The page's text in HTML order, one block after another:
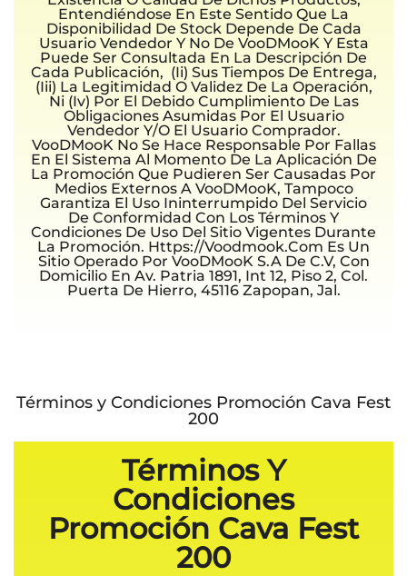
Entendiéndose En Este Sentido Que La
Disponibilidad De Stock Depende De Cada
Usuario Vendedor Y No De VooDMooK Y Esta
Puede Ser Consultada En La Descripción De
Cada Publicación, (ii) Sus Tiempos De Entrega,
(iii) La Legitimidad O Validez De La Operación,
Ni (iv) Por El Debido Cumplimiento De Las
Obligaciones Asumidas Por El Usuario
Vendedor Y/o El Usuario Comprador.
VooDMooK No Se Hace Responsable Por Fallas
En El Sistema Al Momento De La Aplicación De
La Promoción Que Pudieren Ser Causadas Por
Medios Externos A VooDMooK, Tampoco
Garantiza El Uso Ininterrumpido Del Servicio
De Conformidad Con Los Términos Y
Condiciones De Uso Del Sitio Vigentes Durante
La Promoción. Https://voodmook.com Es Un
Sitio Operado Por VooDMooK S.A De C.V, Con
Domicilio En Av. Patria 1891, Int 12, Piso 2, Col.
Puerta De Hierro, 45116 Zapopan, Jal.
Términos y Condiciones Promoción Cava Fest
200
Términos Y
Condiciones
Promoción Cava Fest
200